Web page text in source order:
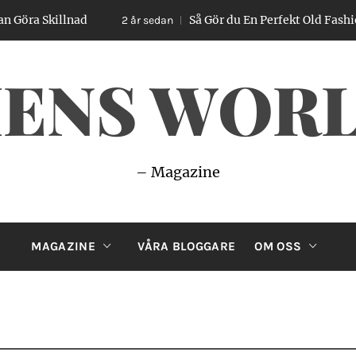
2 år sedan Så Gör du En Perfekt Old Fashioned – Enkel
– Magazine
MAGAZINE VÅRA BLOGGARE OM OSS